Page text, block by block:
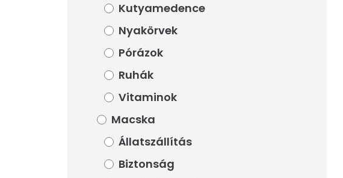
Kutyamedence
Nyakörvek
Pórázok
Ruhák
Vitaminok
Macska
Állatszállítás
Biztonság
Kutyamedence
Nyakörvek
Pórázok
Ruhák
Vitaminok
Macska
Állatszállítás
Biztonság